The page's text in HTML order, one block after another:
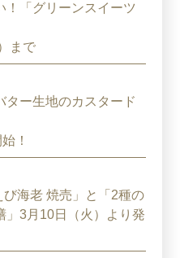
！「グリーンスイーツ
まで
ター生地のカスタード
！
海老 焼売」と「2種の
」3月10日（火）より発